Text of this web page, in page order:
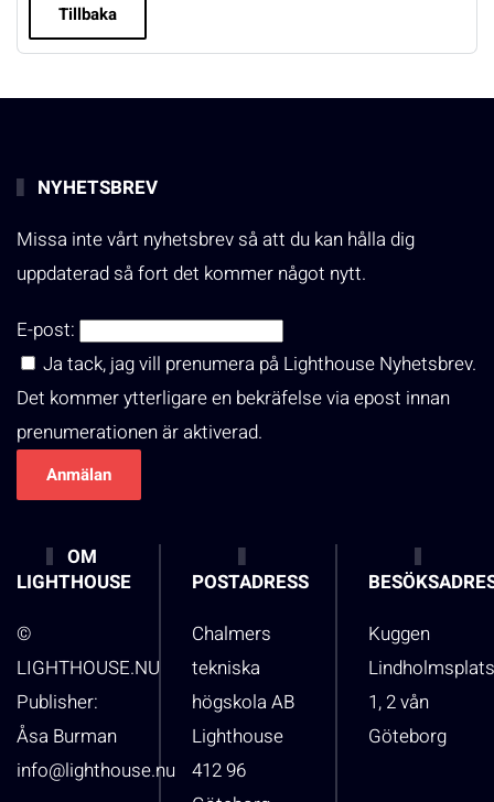
Tillbaka
NYHETSBREV
Missa inte vårt nyhetsbrev så att du kan hålla dig
uppdaterad så fort det kommer något nytt.
E-post:
Ja tack, jag vill prenumera på Lighthouse Nyhetsbrev.
Det kommer ytterligare en bekräfelse via epost innan
prenumerationen är aktiverad.
OM
LIGHTHOUSE
©
LIGHTHOUSE.NU
Publisher:
Åsa Burman
info@lighthouse.nu
POSTADRESS
Chalmers
tekniska
högskola AB
Lighthouse
412 96
Kuggen
1, 2 vån
Göteborg